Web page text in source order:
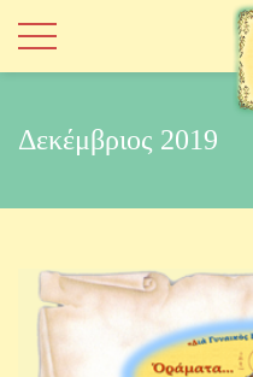
Δεκέμβριος 2019